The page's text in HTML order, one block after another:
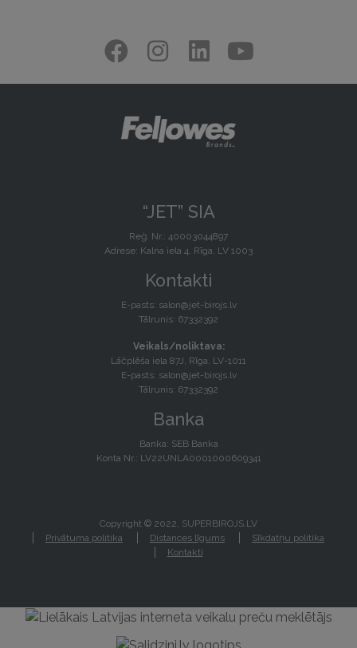
“JET” SIA
Reģ. Nr.: 40003044897
Adrese: Kalna iela 4, Rīga, LV 1003
Kontakti
E-pasts: salon@jet-birojs.lv
Tālrunis: 67332392
Veikals/noliktava:
Lāčplēša iela 87J, Rīga, LV-1011
E-pasts: salon@jet-birojs.lv
Tālrunis: 67332392
Banka
Banka: SEB Banka
Konta Nr.: LV22UNLA0001000609341
Copyright © 2022, SUPERBIROJS.LV
Privātuma politika
Distances līgums
Sīkdatņu politika
Kontakti